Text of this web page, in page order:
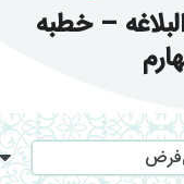
– خطبه